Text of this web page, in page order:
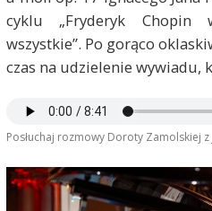
cyklu „Fryderyk Chopin
wszystkie”. Po gorąco
czas na udzielenie wywiadu,
Posłuchaj rozmowy Doroty Zamolskiej z